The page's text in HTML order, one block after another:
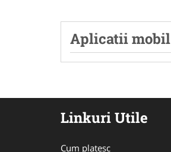
Aplicatii mobil
Linkuri Utile
Cum platesc